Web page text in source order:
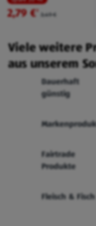
2,79 €² 3,49 €
Viele weitere
aus unserem
Dauerhaft
günstig
Fairtrade
Produkte
Fleisch & Fisch